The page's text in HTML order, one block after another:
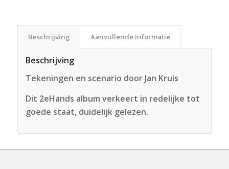
Beschrijving Aanvullende informatie
Beschrijving
Tekeningen en scenario door Jan Kruis
Dit 2eHands album verkeert in redelijke tot
goede staat, duidelijk gelezen.